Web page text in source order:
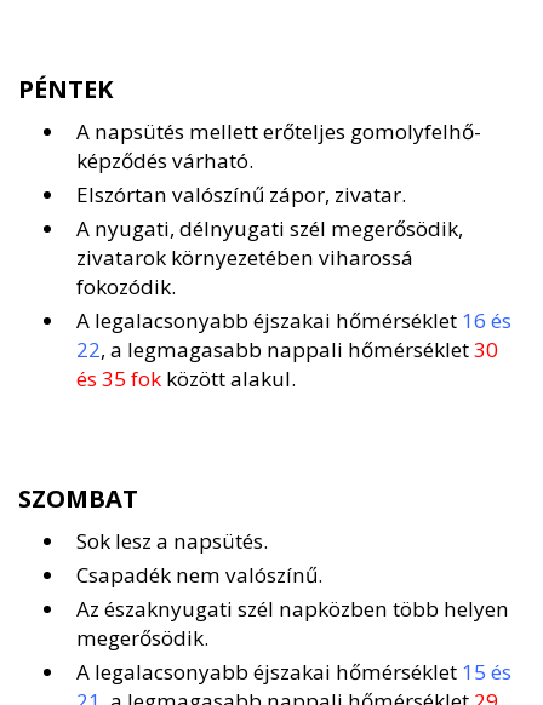
PÉNTEK
A napsütés mellett erőteljes gomolyfelhő-
képződés várható.
Elszórtan valószínű zápor, zivatar.
A nyugati, délnyugati szél megerősödik,
zivatarok környezetében viharossá
fokozódik.
A legalacsonyabb éjszakai hőmérséklet 16 és
22, a legmagasabb nappali hőmérséklet30
és 35 fok között alakul.
SZOMBAT
Sok lesz a napsütés.
Csapadék nem valószínű.
Az északnyugati szél napközben több helyen
megerősödik.
A legalacsonyabb éjszakai hőmérséklet 15 és